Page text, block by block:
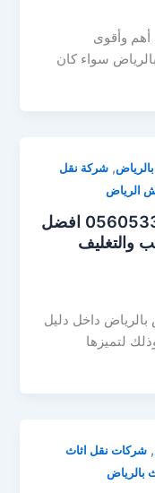
وأقوى
سواء كان
,شركة نقل
الرياض
شركة نقل عفش بالرياض 0560533140 افضل
والتغليف
داخل دليل
لتميزها
,شركات نقل اثاث
بالرياض